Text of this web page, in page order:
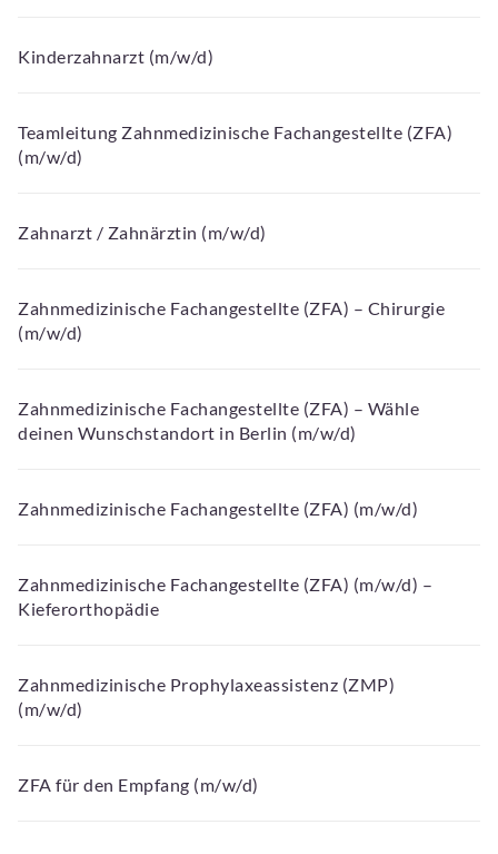
Kinderzahnarzt (m/w/d)
Teamleitung Zahnmedizinische Fachangestellte (ZFA)
(m/w/d)
Zahnarzt / Zahnärztin (m/w/d)
Zahnmedizinische Fachangestellte (ZFA) – Chirurgie
(m/w/d)
Zahnmedizinische Fachangestellte (ZFA) – Wähle
deinen Wunschstandort in Berlin (m/w/d)
Zahnmedizinische Fachangestellte (ZFA) (m/w/d)
Zahnmedizinische Fachangestellte (ZFA) (m/w/d) –
Kieferorthopädie
Zahnmedizinische Prophylaxeassistenz (ZMP)
(m/w/d)
ZFA für den Empfang (m/w/d)